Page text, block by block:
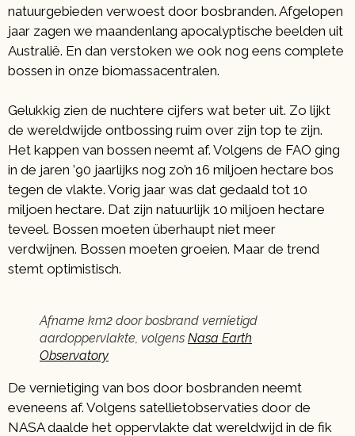
natuurgebieden verwoest door bosbranden. Afgelopen
jaar zagen we maandenlang apocalyptische beelden uit
Australië. En dan verstoken we ook nog eens complete
bossen in onze biomassacentralen.
Gelukkig zien de nuchtere cijfers wat beter uit. Zo lijkt
de wereldwijde ontbossing ruim over zijn top te zijn.
Het kappen van bossen neemt af. Volgens de FAO ging
in de jaren ’90 jaarlijks nog zo’n 16 miljoen hectare bos
tegen de vlakte. Vorig jaar was dat gedaald tot 10
miljoen hectare. Dat zijn natuurlijk 10 miljoen hectare
teveel. Bossen moeten überhaupt niet meer
verdwijnen. Bossen moeten groeien. Maar de trend
stemt optimistisch.
Afname km2 door bosbrand vernietigd
aardoppervlakte, volgens Nasa Earth
Observatory
De vernietiging van bos door bosbranden neemt
eveneens af. Volgens satellietobservaties door de
NASA daalde het oppervlakte dat wereldwijd in de fik